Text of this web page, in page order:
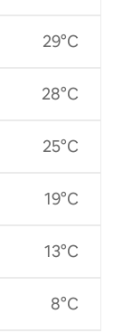
29°C
28°C
25°C
19°C
13°C
8°C